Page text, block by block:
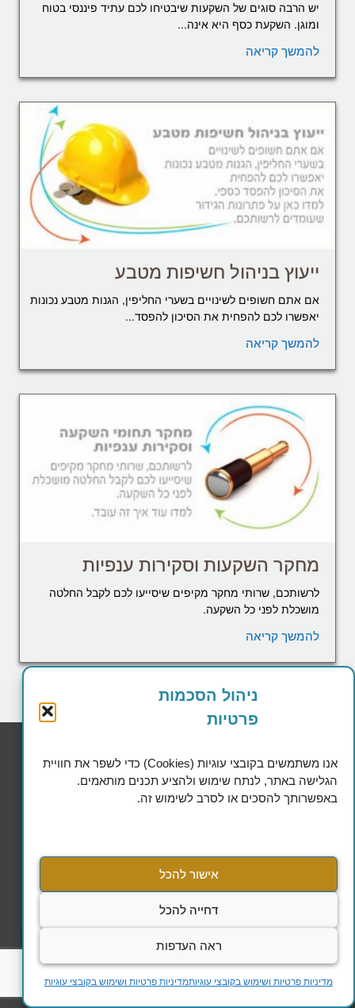
ניהול הסכמות
פרטיות
אנו משתמשים בקובצי עוגיות (Cookies) כדי לשפר את חוויית
הגלישה באתר, לנתח שימוש ולהציע תכנים מותאמים.
באפשרותך להסכים או לסרב לשימוש זה.
אישור להכל
דחייה להכל
ראה העדפות
מדיניות פרטיות ושימוש בקובצי עוגיותמדיניות פרטיות ושימוש בקובצי עוגיות
יש הרבה סוגים של השקעות שיבטיחו לכם עתיד פיננסי בטוח
ומוגן. השקעת כסף היא אינה...
להמשך קריאה
ייעוץ בניהול חשיפות מטבע
אם אתם חשופים לשינויים בשערי החליפין, הגנות מטבע נכונות
יאפשרו לכם להפחית את הסיכון להפסד...
להמשך קריאה
מחקר השקעות וסקירות ענפיות
לרשותכם, שרותי מחקר מקיפים שיסייעו לכם לקבל החלטה
מושכלת לפני כל השקעה.
להמשך קריאה
באמצעות דוא"ל, טלפון או הודעות, וכי קראתי ואני מסכים/ה
למדיניות הפרטיות וקובצי העוגיות
שליחה